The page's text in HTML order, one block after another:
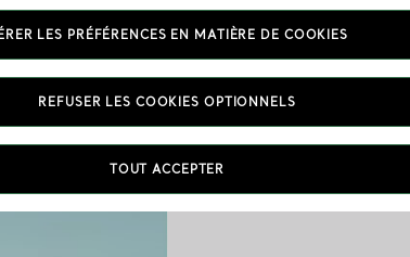
touche
LES PRÉFÉRENCES EN MATIÈRE DE COOKIES
REFUSER LES COOKIES OPTIONNELS
TOUT ACCEPTER